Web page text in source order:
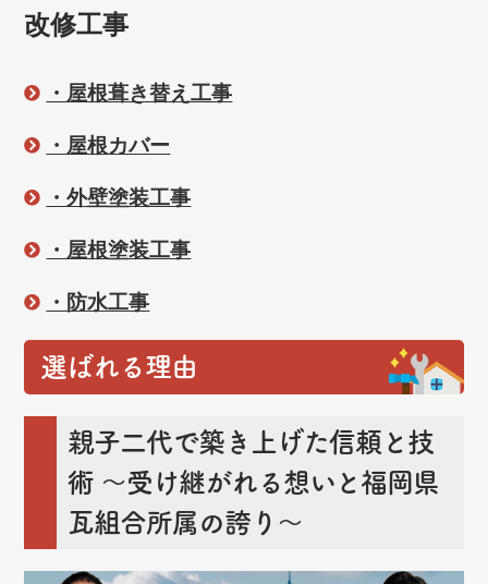
改修工事
・屋根葺き替え工事
・屋根カバー
・外壁塗装工事
・屋根塗装工事
・防水工事
選ばれる理由
親子二代で築き上げた信頼と技
術 ～受け継がれる想いと福岡県
瓦組合所属の誇り～